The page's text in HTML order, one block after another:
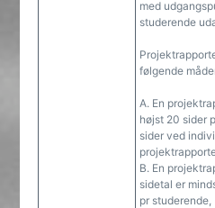
med
studerende
følgende
A. En
højst 20 sider
sider ved
B. En
sidetal er
pr studerende,